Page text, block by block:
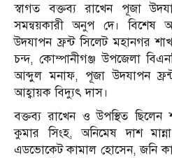
স্বাগত বক্তব্য রাখেন পূজা
সমন্বয়কারী অনুপ দে। বিশেষ
উদযাপন ফ্রন্ট সিলেট মহানগর
চন্দ, কোম্পানীগঞ্জ উপজেলা
আব্দুল মনাফ, পূজা উদযাপন
আহ্বায়ক বিদ্যুৎ দাস।
বক্তব্য রাখেন ও উপস্থিত
কুমার সিংহ, অনিমেষ দাশ
এডভোকেট কামাল হোসেন, জনি